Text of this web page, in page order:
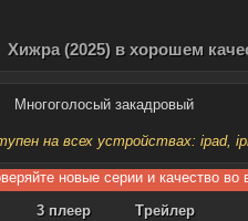
Хижра (2025) в хорошем
Многоголосый закадровый
на всех устройствах: ipad,
новые серии и качество во
3 плеер Трейлер